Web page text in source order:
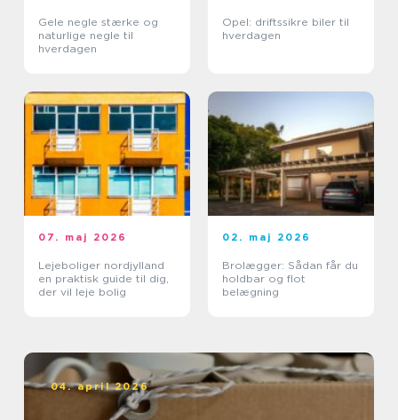
Gele negle stærke og
naturlige negle til
hverdagen
Opel: driftssikre biler til
hverdagen
07. maj 2026
Lejeboliger nordjylland
en praktisk guide til dig,
der vil leje bolig
02. maj 2026
Brolægger: Sådan får du
holdbar og flot
belægning
04. april 2026